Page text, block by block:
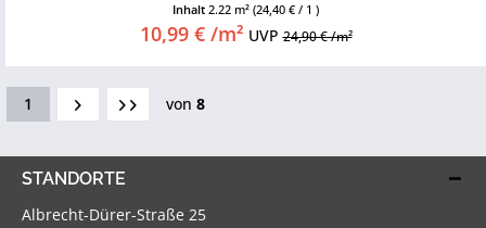
Inhalt 2.22 m² (24,40 € / 1 )
10,99 € /m² UVP24,90 € /m²
1 von 8
STANDORTE
Albrecht-Dürer-Straße 25